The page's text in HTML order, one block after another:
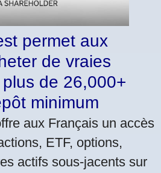
permet aux
de vraies
de 26,000+
minimum
aux Français un accès
ETF, options,
actifs sous-jacents sur